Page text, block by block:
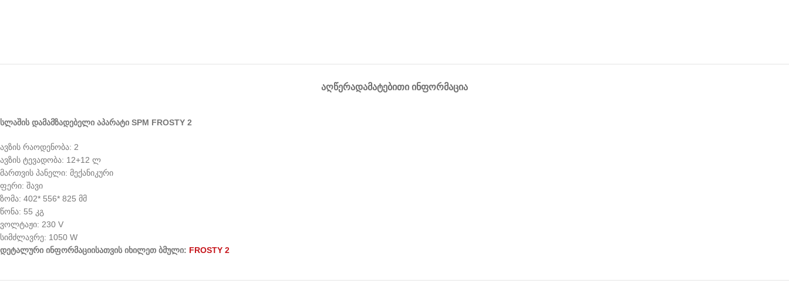
ᲐᲦᲬᲔᲠᲐᲓᲐᲛᲐᲢᲔᲑᲘᲗᲘ ᲘᲜᲤᲝᲠᲛᲐᲪᲘᲐ
სლაშის დამამზადებელი აპარატი SPM FROSTY 2
ავზის რაოდენობა: 2
ავზის ტევადობა: 12+12 ლ
მართვის პანელი: მექანიკური
ფერი: შავი
ზომა: 402* 556* 825 მმ
წონა: 55 კგ
ვოლტაჟი: 230 V
სიმძლავრე: 1050 W
დეტალური ინფორმაციისათვის იხილეთ ბმული: FROSTY 2